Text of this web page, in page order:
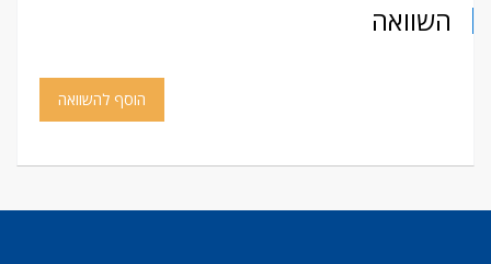
השוואה
הוסף להשוואה